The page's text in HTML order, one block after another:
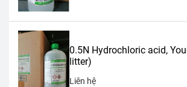
0.5N Hydrochloric acid,
litter)
Liên hệ